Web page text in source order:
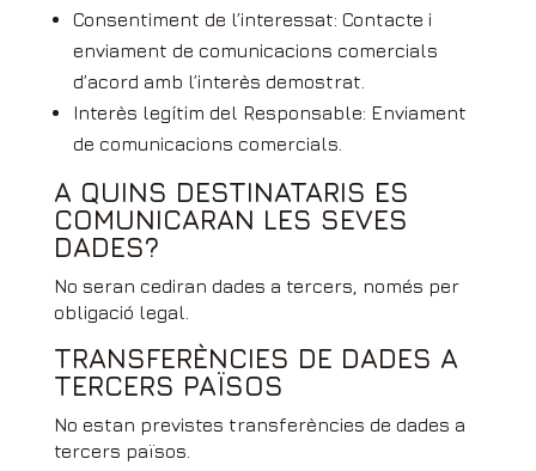
Consentiment de l’interessat: Contacte i
enviament de comunicacions comercials
d’acord amb l’interès demostrat.
Interès legítim del Responsable: Enviament
de comunicacions comercials.
A QUINS DESTINATARIS ES
COMUNICARAN LES SEVES
DADES?
No seran cediran dades a tercers, només per
obligació legal.
TRANSFERÈNCIES DE DADES A
TERCERS PAÏSOS
No estan previstes transferències de dades a
tercers països.